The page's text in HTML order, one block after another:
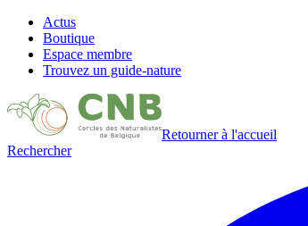
Actus
Boutique
Espace membre
Trouvez un guide-nature
Retourner à l'accueil
Rechercher